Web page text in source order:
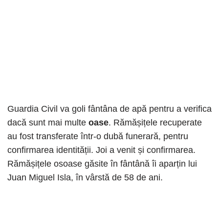
Guardia Civil va goli fântâna de apă pentru a verifica
dacă sunt mai multe oase. Rămășițele recuperate
au fost transferate într-o dubă funerară, pentru
confirmarea identității. Joi a venit și confirmarea.
Rămășițele osoase găsite în fântână îi aparțin lui
Juan Miguel Isla, în vârstă de 58 de ani.